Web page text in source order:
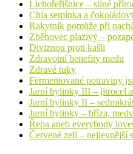
Lichořeřišnice – silné
Chia semínka a
Rakytník pomůže při
Zběhovec plazivý –
Diviznou proti kašli
Zdravotní benefity medu
Zdravé tuky
Fermentované potraviny
Jarní bylinky III – jitrocel
Jarní bylinky II –
Jarní bylinky – bříza,
Řepa aneb everybody
Červené zelí – nejlevnější